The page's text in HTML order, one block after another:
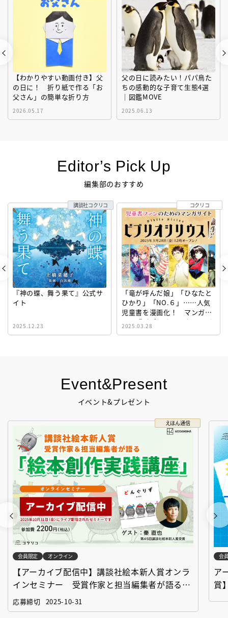
Event&Present
イベント&プレゼント
えほん通信
会員限定 オンライン
【アーカイブ配信中】講談社絵本新人賞オンラ
インセミナー 受賞作家と担当編集者が語る
「絵本創作実践講座」
応募締切 2025-10-31
会
ア
賞
【わかりやすい動画付き】父
の日に！ 折り紙で作る「お
父さん」の簡単な折り方
2026.05.17
父の日に読みたい！パパ鳥た
ちの感動的な子育て生態4選
｜図鑑MOVE
2025.06.13
Editor’s Pick Up
編集部のおすすめ
『神の蝶、舞う果て』公式サ
イト
2025.12.23
講談社コクリコ
「竜が呼んだ娘」「ひなたと
ひかり」「NO.６」……人気
児童書を漫画化！ マンガサ
イト『ビブリオシリウス』誕
生！
2025.03.28
コクリコ